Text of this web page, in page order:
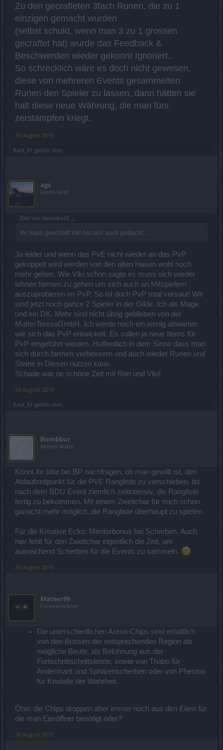
Zu den gecrafteten 3fach Runen, die zu 1
einzigen gemacht wurden
(selbst schuld, wenn man 3 zu 1 grossen
gecraftet hat) wurde das Feedback &
Beschwerden wieder gekonnt Ignoriert..
So schrecklich wäre es doch nicht gewesen,
diese von mehreren Events gesammelten
Runen den Spieler zu lassen, dann hätten sie
halt diese neue Währung, die man fürs
zerstampfen kriegt.
20 August 2019
Raid_81 gefällt dies.
ags
Foren-Graf
Zitat von daywaker2: ↑
Ihr habts geschafft Viki hat sich auch gelöscht.....
Ja leider und wenn das PvE nicht wieder an das PvP
gekoppelt wird werden von den alten Hasen wohl noch
mehr gehen. Wie Viki schon sagte es muss sich wieder
lohnen farmen zu gehen um sich auch an Mitspielern
auszuprobieren im PvP. So ist doch PvP total versaut! Wir
sind jetzt noch ganze 2 Spieler in der Gilde. Ich als Mage
und ein DK. Mehr sind nicht übrig geblieben von der
MutterTeresaGmbH. Ich werde noch ein wenig abwarten
wie sich das PvP entwickelt. Es sollen ja neue Items für
PvP eingeführt werden. Hoffentlich in dem Sinne dass man
sich durch farmen verbessern und auch wieder Runen und
Steine in Diesen nutzen kann.
Schade war ne schöne Zeit mit Ron und Viki!
20 August 2019
Raid_81 gefällt dies.
Bombbur
Aktiver Autor
Könnt ihr bitte bei BP nachfragen, ob man gewillt ist, den
Ablaufzeitpunkt für die PVE Rangliste zu verschieben. Ist
nach dem BDU Event ziemlich zeitintensiv, die Rangliste
fertig zu bekommen. Mit einem Zweitchar für mich schon
garnicht mehr möglich, die Rangliste überhaupt zu spielen.
Für die Kreative Ecke: Mentorbonus bei Scherben. Auch
hier fehlt für den Zweitchar eigentlich die Zeit, um
ausreichend Scherben für die Events zu sammeln.
20 August 2019
Matser99
Forenanwärter
Die unterschiedlichen Arena-Chips sind erhältlich
von den Bossen der entsprechenden Region als
mögliche Beute, als Belohnung aus der
Fortschrittschrittsleiste, sowie von Thabo für
Andermant und Sphärenscherben oder von Phestos
für Kristalle der Wahrheit.
Öhm die Chips droppen aber immer noch aus den Eiern für
die man Eieröffner benötigt oder?
20 August 2019